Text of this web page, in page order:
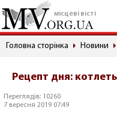
місцеві вісті
Головна сторінка Новини
Рецепт дня:
Переглядів: 10260
7 вересня 2019 07:49